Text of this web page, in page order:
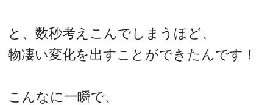
と、数秒考えこんでしまうほど、
物凄い変化を出すことができたんです！
こんなに一瞬で、